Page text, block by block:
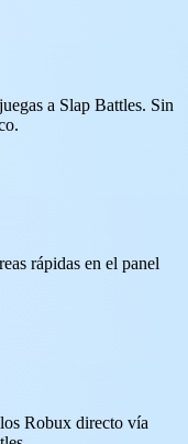
a Slap Battles. Sin
rápidas en el panel
Robux directo vía